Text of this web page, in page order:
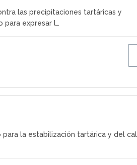
las precipitaciones tartáricas y
para expresar l…
la estabilización tartárica y del